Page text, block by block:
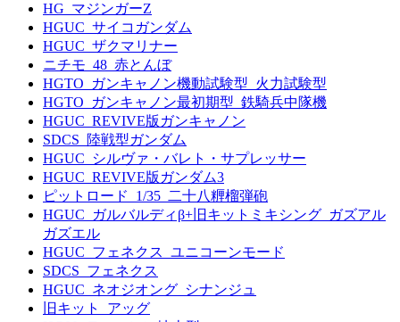
HG_マジンガーZ
HGUC_サイコガンダム
HGUC_ザクマリナー
ニチモ_48_赤とんぼ
HGTO_ガンキャノン機動試験型_火力試験型
HGTO_ガンキャノン最初期型_鉄騎兵中隊機
HGUC_REVIVE版ガンキャノン
SDCS_陸戦型ガンダム
HGUC_シルヴァ・バレト・サプレッサー
HGUC_REVIVE版ガンダム3
ピットロード_1/35_二十八糎榴弾砲
HGUC_ガルバルディβ+旧キットミキシング_ガズアル
ガズエル
HGUC_フェネクス_ユニコーンモード
SDCS_フェネクス
HGUC_ネオジオング_シナンジュ
旧キット_アッグ